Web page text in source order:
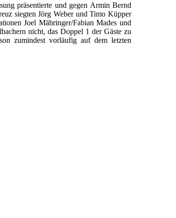
präsentierte und gegen Armin Bernd
siegten Jörg Weber und Timo Küpper
Joel Mähringer/Fabian Mades und
nicht, das Doppel 1 der Gäste zu
zumindest vorläufig auf dem letzten